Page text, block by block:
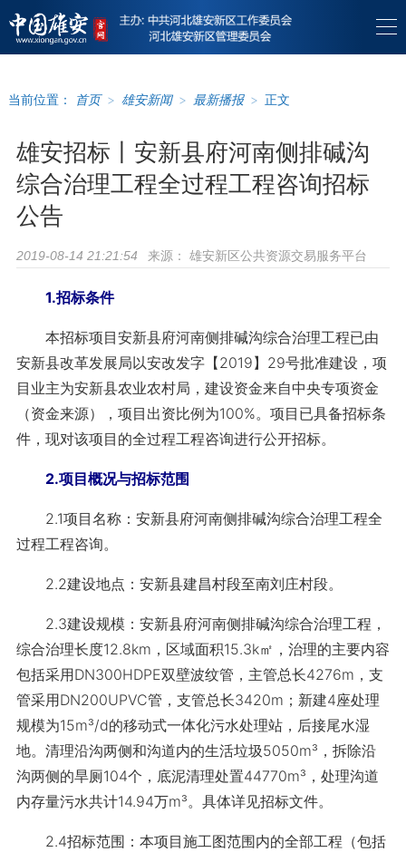
当前位置： 首页 > 雄安新闻 > 最新播报 > 正文
雄安招标丨安新县府河南侧排碱沟
综合治理工程全过程工程咨询招标
公告
2019-08-14 21:21:54 来源： 雄安新区公共资源交易服务平台
1.招标条件
本招标项目安新县府河南侧排碱沟综合治理工程已由
安新县改革发展局以安改发字【2019】29号批准建设，项
目业主为安新县农业农村局，建设资金来自中央专项资金
（资金来源），项目出资比例为100%。项目已具备招标条
件，现对该项目的全过程工程咨询进行公开招标。
2.项目概况与招标范围
2.1项目名称：安新县府河南侧排碱沟综合治理工程全
过程工程咨询。
2.2建设地点：安新县建昌村段至南刘庄村段。
2.3建设规模：安新县府河南侧排碱沟综合治理工程，
综合治理长度12.8km，区域面积15.3k㎡，治理的主要内容
包括采用DN300HDPE双壁波纹管，主管总长4276m，支
管采用DN200UPVC管，支管总长3420m；新建4座处理
规模为15m³/d的移动式一体化污水处理站，后接尾水湿
地。清理沿沟两侧和沟道内的生活垃圾5050m³，拆除沿
沟两侧的旱厕104个，底泥清理处置44770m³，处理沟道
内存量污水共计14.94万m³。具体详见招标文件。
2.4招标范围：本项目施工图范围内的全部工程（包括